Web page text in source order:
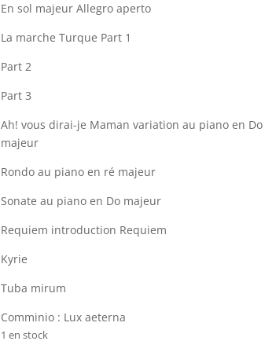
En sol majeur Allegro aperto
La marche Turque Part 1
Part 2
Part 3
Ah! vous dirai-je Maman variation au piano en Do
majeur
Rondo au piano en ré majeur
Sonate au piano en Do majeur
Requiem introduction Requiem
Kyrie
Tuba mirum
Comminio : Lux aeterna
1 en stock